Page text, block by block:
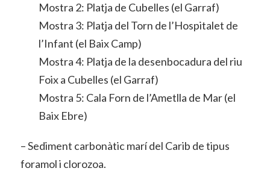
Mostra 2: Platja de Cubelles (el Garraf)
Mostra 3: Platja del Torn de l’Hospitalet de
l’Infant (el Baix Camp)
Mostra 4: Platja de la desenbocadura del riu
Foix a Cubelles (el Garraf)
Mostra 5: Cala Forn de l’Ametlla de Mar (el
Baix Ebre)
– Sediment carbonàtic marí del Carib de tipus
foramol i clorozoa.